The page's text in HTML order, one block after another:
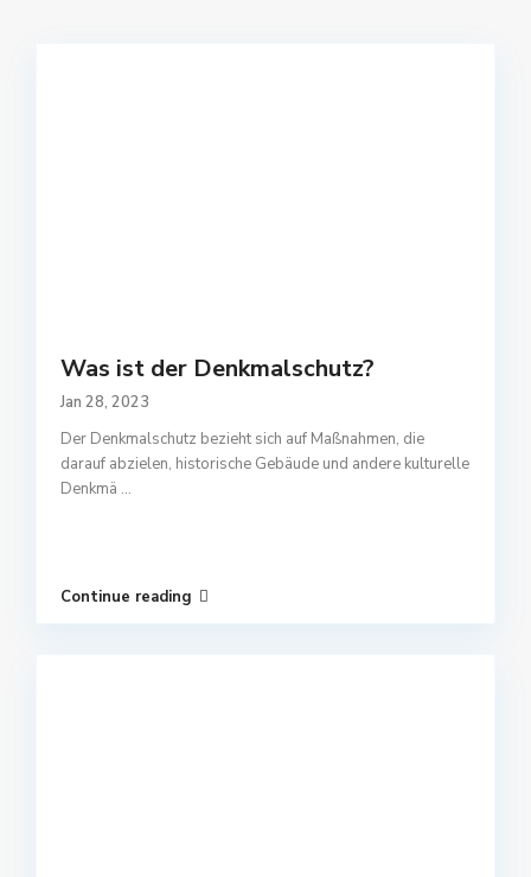
Was ist der Denkmalschutz?
Jan 28, 2023
Der Denkmalschutz bezieht sich auf Maßnahmen, die
darauf abzielen, historische Gebäude und andere kulturelle
Denkmä ...
Continue reading